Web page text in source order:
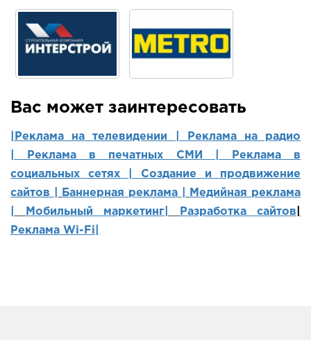
Вас может заинтересовать
|Реклама на телевидении |
Реклама на радио
Реклама в печатных СМИ |
Реклама в
социальных сетях | Создание и продвижение
сайтов
Баннерная реклама |
Медийная реклама
Мобильный маркетинг Разработка сайтов
Реклама Wi-Fi|